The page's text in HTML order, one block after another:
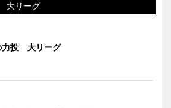
大リーグ
力投 大リーグ